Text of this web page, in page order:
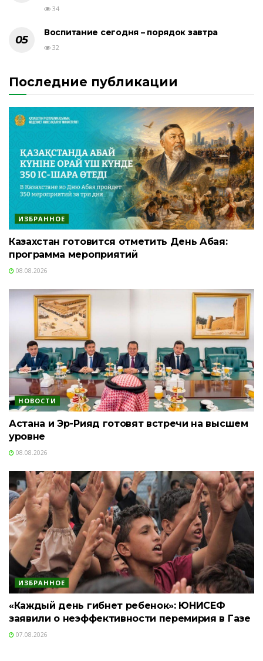
34
Воспитание сегодня – порядок завтра
32
Последние публикации
ИЗБРАННОЕ
Казахстан готовится отметить День Абая:
программа мероприятий
08.08.2026
НОВОСТИ
Астана и Эр-Рияд готовят встречи на высшем
уровне
08.08.2026
ИЗБРАННОЕ
«Каждый день гибнет ребенок»: ЮНИСЕФ
заявили о неэффективности перемирия в Газе
07.08.2026